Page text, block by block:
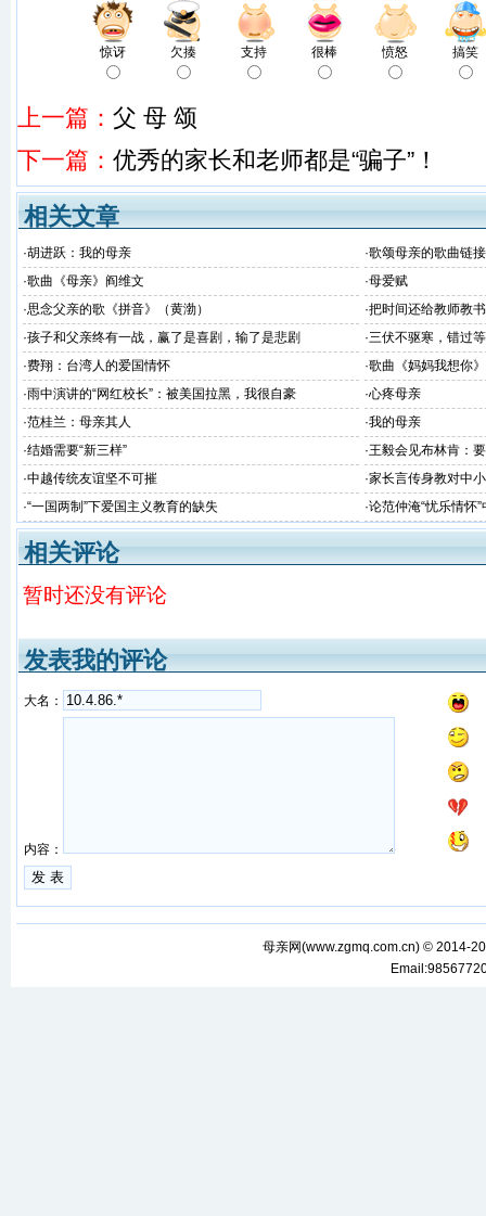
惊讶 欠揍 支持 很棒 愤怒 搞笑
上一篇： 父 母 颂
下一篇： 优秀的家长和老师都是“骗子”！
相关文章
·胡进跃：我的母亲 ·歌颂母亲的歌曲链接
·歌曲《母亲》阎维文 ·母爱赋
·思念父亲的歌《拼音》（黄渤） ·把时间还给教师教
·孩子和父亲终有一战，赢了是喜剧，输了是悲剧 ·三伏不驱寒，错过
·费翔：台湾人的爱国情怀 ·歌曲《妈妈我想你》
·雨中演讲的“网红校长”：被美国拉黑，我很自豪 ·心疼母亲
·范桂兰：母亲其人 ·我的母亲
·结婚需要“新三样” ·王毅会见布林肯：
对华非法无理制裁
·中越传统友谊坚不可摧 ·家长言传身教对中
·“一国两制”下爱国主义教育的缺失 ·论范仲淹“忧乐情怀
相关评论
暂时还没有评论
发表我的评论
大名：
内容：
母亲网(www.zgmq.com.cn) © 2014-